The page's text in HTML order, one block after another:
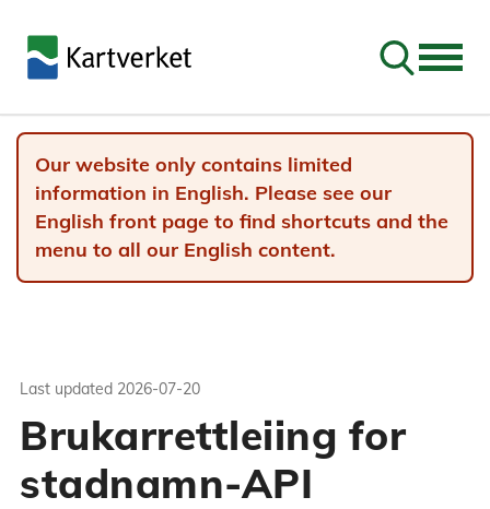
Go to
Our website only contains limited
information in English. Please see our
English front page to find shortcuts and the
menu to all our English content.
Last updated 2026-07-20
Brukarrettleiing for
stadnamn-API